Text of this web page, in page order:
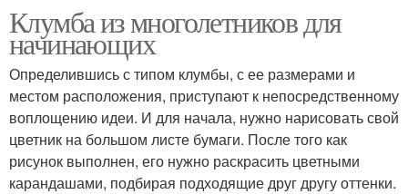
Клумба из многолетников для
начинающих
Определившись с типом клумбы, с ее размерами и
местом расположения, приступают к непосредственному
воплощению идеи. И для начала, нужно нарисовать свой
цветник на большом листе бумаги. После того как
рисунок выполнен, его нужно раскрасить цветными
карандашами, подбирая подходящие друг другу оттенки.